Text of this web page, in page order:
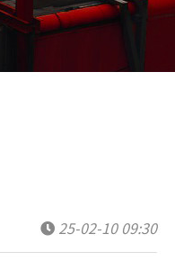
25-02-10 09:30